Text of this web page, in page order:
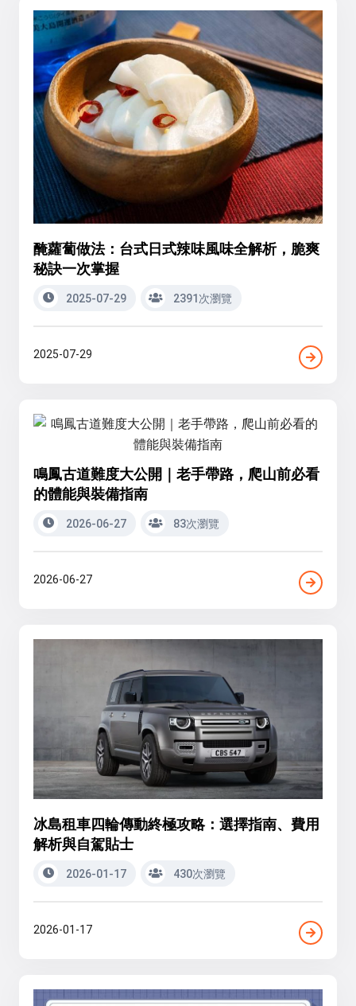
醃蘿蔔做法：台式日式辣味風味全解析，脆爽
秘訣一次掌握
2025-07-29 2391次瀏覽
2025-07-29
鳴鳳古道難度大公開｜老手帶路，爬山前必看
的體能與裝備指南
2026-06-27 83次瀏覽
2026-06-27
冰島租車四輪傳動終極攻略：選擇指南、費用
解析與自駕貼士
2026-01-17 430次瀏覽
2026-01-17